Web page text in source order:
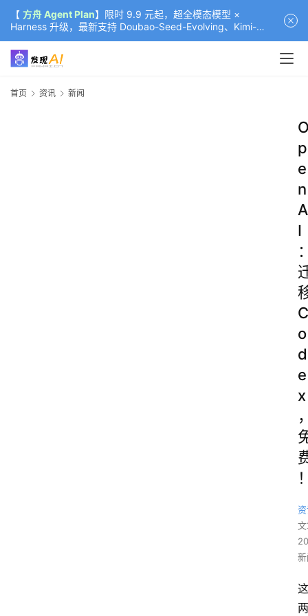
【 方舟 Agent Plan】限时 9.9 元起，超全模态模型 ×
Harness 升级，最新支持 Doubao-Seed-Evolving、Kimi-
K3（部分）、GLM-5.2
首页 资讯 新闻
p
e
n
A
I
C
o
d
e
x
这
两